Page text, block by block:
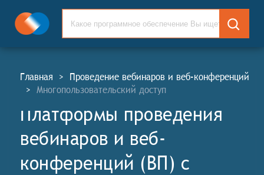
Главная > Проведение вебинаров и веб-конференций
> Многопользовательский доступ
Платформы проведения
вебинаров и веб-
конференций (ВП) c